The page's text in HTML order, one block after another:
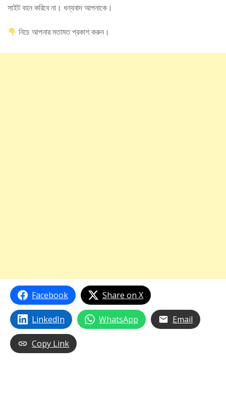
সাইট বহন করিবে না। ধন্যবাদ আপনাকে।
নিচে আপনার মতামত প্রকাশ করুন।
Facebook Share on X
LinkedIn WhatsApp Email
Copy Link